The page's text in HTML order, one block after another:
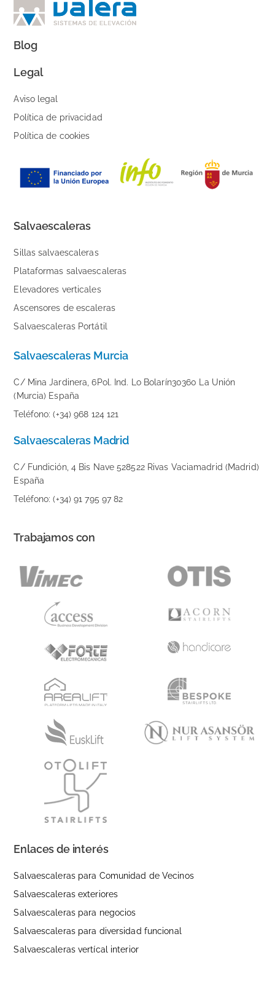
Blog
Legal
Aviso legal
Política de privacidad
Política de cookies
Salvaescaleras
Sillas salvaescaleras
Plataformas salvaescaleras
Elevadores verticales
Ascensores de escaleras
Salvaescaleras Portátil
Salvaescaleras Murcia
C/ Mina Jardinera, 6Pol. Ind. Lo Bolarín30360 La Unión
(Murcia) España
Teléfono: (+34) 968 124 121
Salvaescaleras Madrid
C/ Fundición, 4 Bis Nave 528522 Rivas Vaciamadrid (Madrid)
España
Teléfono: (+34) 91 795 97 82
Trabajamos con
Enlaces de interés
Salvaescaleras para Comunidad de Vecinos
Salvaescaleras exteriores
Salvaescaleras para negocios
Salvaescaleras para diversidad funcional
Salvaescaleras vertícal interior